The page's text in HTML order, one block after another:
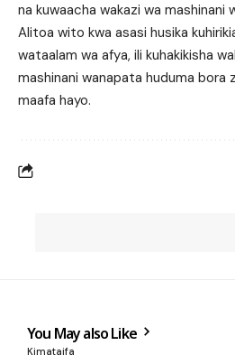
na kuwaacha wakazi wa mashinani
Alitoa wito kwa asasi husika
wataalam wa afya, ili kuhakikisha
mashinani wanapata huduma bora
maafa hayo.
You May also Like
Kimataifa